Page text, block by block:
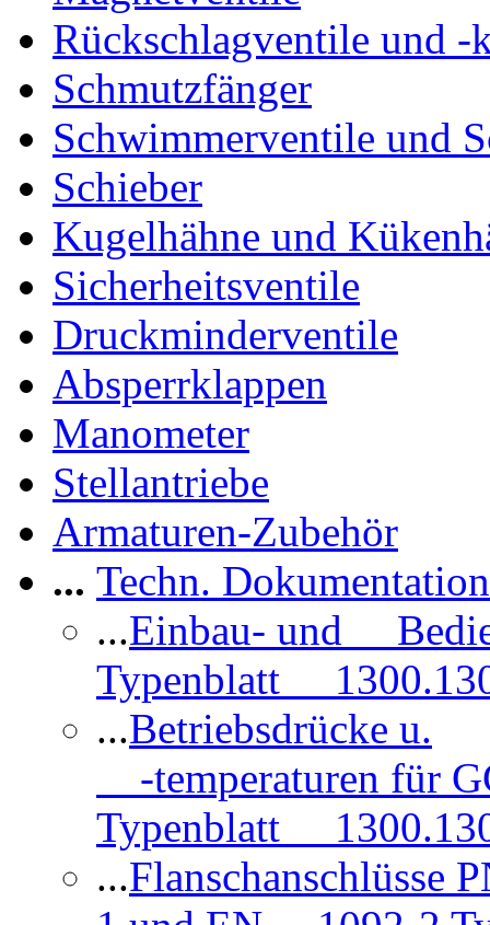
Rückschlagventile und -
Schmutzfänger
Schwimmerventile und
Schieber
Kugelhähne und
Sicherheitsventile
Druckminderventile
Absperrklappen
Manometer
Stellantriebe
Armaturen-Zubehör
... Techn.
...Einbau- und
Typenblatt
...Betriebsdrücke u.
-temperaturen für
Typenblatt
...